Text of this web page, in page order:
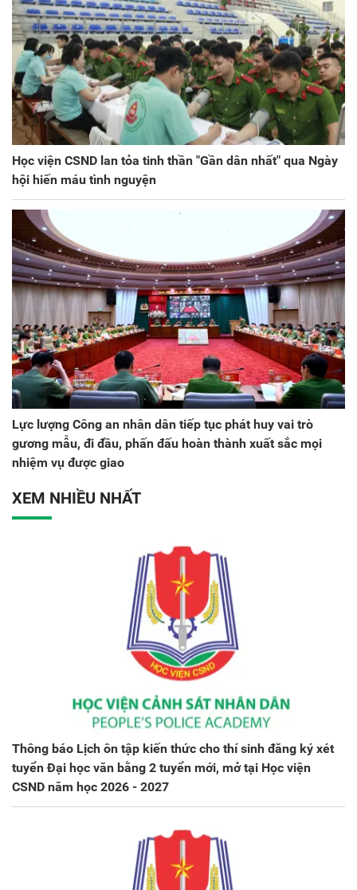
Học viện CSND lan tỏa tinh thần "Gần dân nhất" qua Ngày
hội hiến máu tình nguyện
Lực lượng Công an nhân dân tiếp tục phát huy vai trò
gương mẫu, đi đầu, phấn đấu hoàn thành xuất sắc mọi
nhiệm vụ được giao
XEM NHIỀU NHẤT
Thông báo Lịch ôn tập kiến thức cho thí sinh đăng ký xét
tuyển Đại học văn bằng 2 tuyển mới, mở tại Học viện
CSND năm học 2026 - 2027